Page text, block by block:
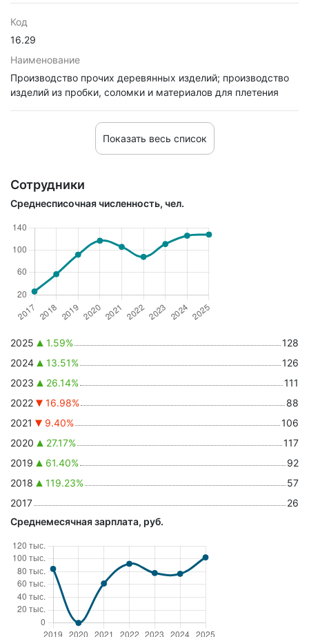
Код
16.29
Наименование
Производство прочих деревянных изделий; производство
изделий из пробки, соломки и материалов для плетения
Показать весь список
Сотрудники
Среднесписочная численность, чел.
2025 1.59%
128
2024
13.51%
126
2023
26.14%
111
2022
16.98%
88
2021
9.40%
106
2020
27.17%
117
2019
61.40%
92
2018
119.23%
57
2017
26
Среднемесячная зарплата, руб.